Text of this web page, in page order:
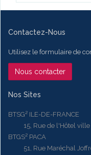
Contactez-Nous
Utilisez le formulaire de
Nous contacter
Nos Sites
BTSG² ILE-DE-FRANCE
15, Rue de l'Hôtel ville
BTGS² PACA
51, Rue Maréchal